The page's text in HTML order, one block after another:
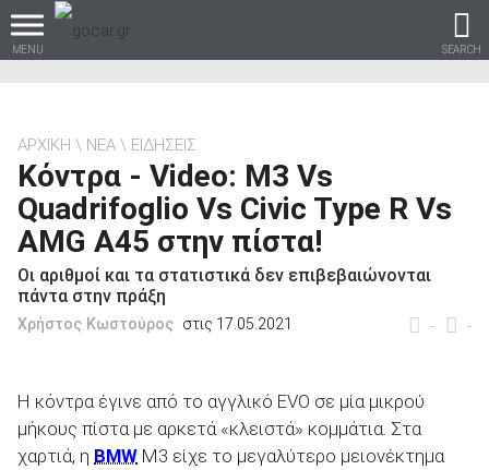
MENU SEARCH
Βρες τα πάντα για το
αυτοκίνητο!
βρες το!
Καινούρια
ΑΡΧΙΚΗ ΝΕΑ ΕΙΔΗΣΕΙΣ
Κόντρα - Video: Μ3 Vs
Quadrifoglio Vs Civic Type R Vs
AMG A45 στην πίστα!
Οι αριθμοί και τα στατιστικά δεν επιβεβαιώνονται
πάντα στην πράξη
- -
Χρήστος Κωστούρος στις 17.05.2021
Η κόντρα έγινε από το αγγλικό EVO σε μία μικρού
μήκους πίστα με αρκετά «κλειστά» κομμάτια. Στα
χαρτιά, η BMW M3 είχε το μεγαλύτερο μειονέκτημα